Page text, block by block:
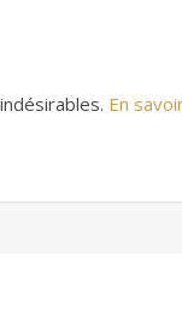
En